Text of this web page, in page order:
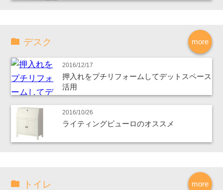
more
デスク
2016/12/17
押入れをプチリフォームしてデットスペース
活用
2016/10/26
ライティングビューロのオススメ
more
トイレ